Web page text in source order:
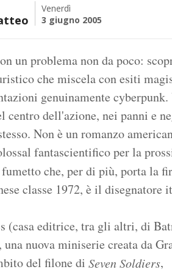
Venerdì
3 giugno 2005
un problema non da poco:
che miscela con esiti
genuinamente cyberpunk.
centro dell'azione, nei panni e
Non è un romanzo
fantascientifico per la
che, per di più, porta la
classe 1972, è il disegnatore
(casa editrice, tra gli altri, di
, una nuova miniserie creata da
del filone di Seven Soldiers,